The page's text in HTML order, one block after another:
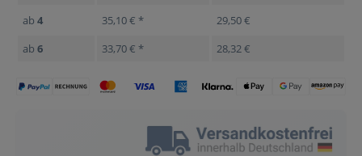
ab 4 35,10 € *
29,50 €
ab 6 33,70 € * 28,32 €